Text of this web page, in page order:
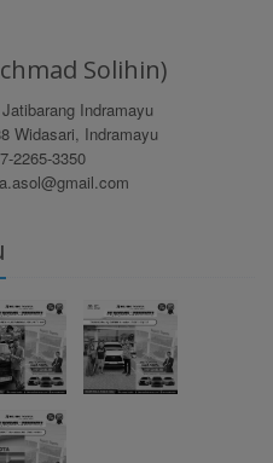
Solihin)
Indramayu
Widasari, Indramayu
2265-3350